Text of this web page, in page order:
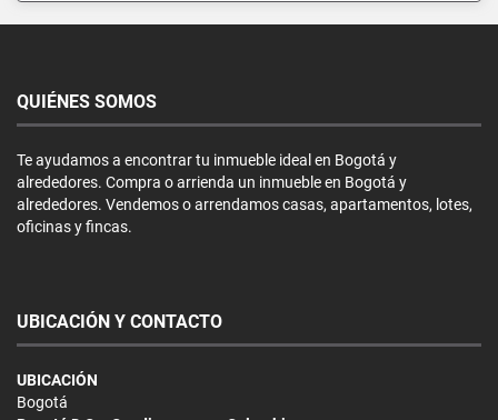
QUIÉNES SOMOS
Te ayudamos a encontrar tu inmueble ideal en Bogotá y
alrededores. Compra o arrienda un inmueble en Bogotá y
alrededores. Vendemos o arrendamos casas, apartamentos, lotes,
oficinas y fincas.
UBICACIÓN Y CONTACTO
UBICACIÓN
Bogotá